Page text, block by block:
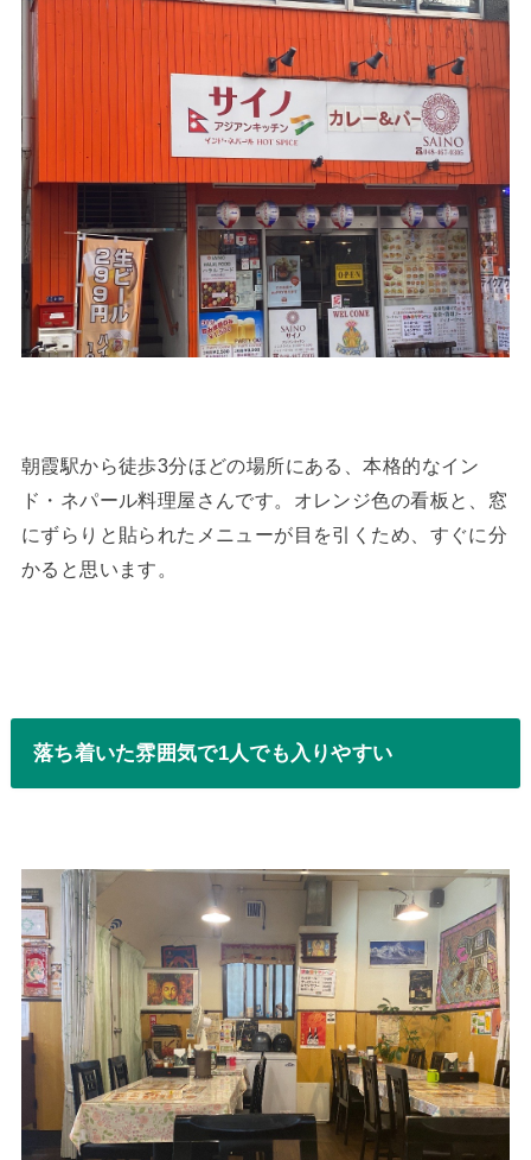
朝霞駅から徒歩3分ほどの場所にある、本格的なイン
ド・ネパール料理屋さんです。オレンジ色の看板と、窓
にずらりと貼られたメニューが目を引くため、すぐに分
かると思います。
落ち着いた雰囲気で1人でも入りやすい